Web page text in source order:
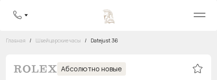
Главная / Швейцарские часы / Datejust 36
Абсолютно новые